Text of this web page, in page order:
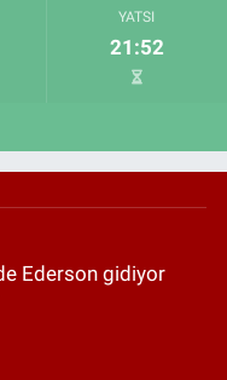
YATSI
21:52
Ederson gidiyor